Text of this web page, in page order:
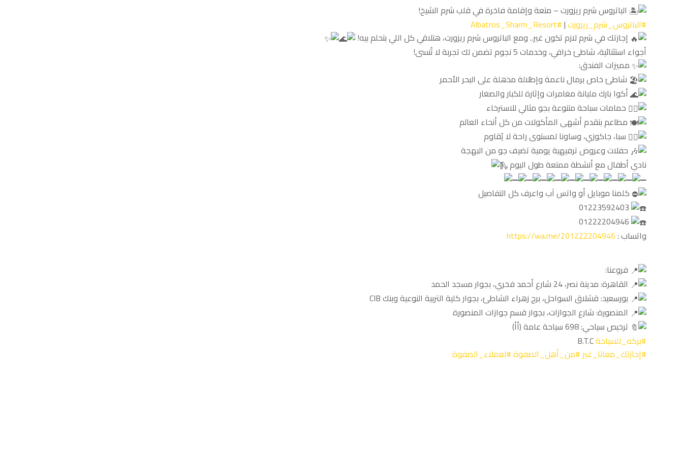
الباتروس شرم ريزورت – متعة وإقامة فاخرة في قلب شرم الشيخ!
#الباتروس_شرم_ريزورت|
#Albatros_Sharm_Resort
إجازتك في شرم لازم تكون غير.. ومع الباتروس شرم ريزورت، هتلاقي كل اللي بتحلم بيه!
أجواء استثنائية، شاطئ خرافي، وخدمات 5 نجوم تضمن لك تجربة لا تُنسى!
مميزات الفندق:
شاطئ خاص برمال ناعمة وإطلالة مذهلة على البحر الأحمر
أكوا بارك مليانة مغامرات وإثارة للكبار والصغار
حمامات سباحة متنوعة بجو مثالي للاسترخاء
مطاعم بتقدم أشهى المأكولات من كل أنحاء العالم
سبا، جاكوزي، وساونا لمستوى راحة لا يُقاوم
حفلات وعروض ترفيهية يومية تضيف جو من البهجة
نادي أطفال مع أنشطة ممتعة طول اليوم
كلمنا موبايل أو واتس آب واعرف كل التفاصيل
01223592403
01222204946
واتساب :https://wa.me/201222204946
فروعنا:
القاهرة: مدينة نصر، 24 شارع أحمد فخري، بجوار مسجد الحمد
بورسعيد: قشلاق السواحل، برج زهراء الشاطئ، بجوار كلية التربية النوعية وبنك CIB
المنصورة: شارع الجوازات، بجوار قسم جوازات المنصورة
ترخيص سياحي: 698 سياحة عامة (أأ)
#بركه_للسياحة
#إجازتك_معانا_غير#من_أهل_الصفوة#لعملاء_الصفوة
واحدة من كبرى شركات السياحة فى مصر، شركة سياحة
مصرية مسجلة برقم 698 لسنة 1987 سياحة عامة ( أأ ) حج
وعمرة .. سياحة داخلية و خارجية ، أكثر من ثلاثة عشر عاماً في
المجال، خبرة واسعة في مجال السياحة مقرها الرئيسى فى
القاهرة .
خدماتنا
رحلات الحج
رحلات العمرة
سياحة داخلية
تذاكر طيران
روابط الموقع
الرئيسية
من نحن